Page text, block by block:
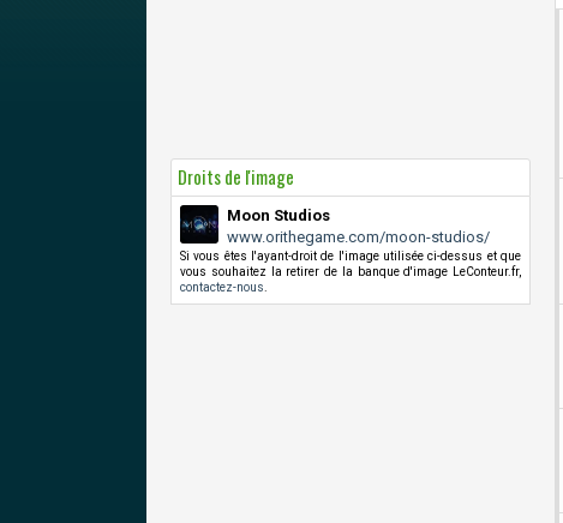
Droits de l'image
Moon Studios
www.orithegame.com/moon-studios/
Si vous êtes l'ayant-droit de l'image utilisée ci-dessus et que
vous souhaitez la retirer de la banque d'image LeConteur.fr,
contactez-nous